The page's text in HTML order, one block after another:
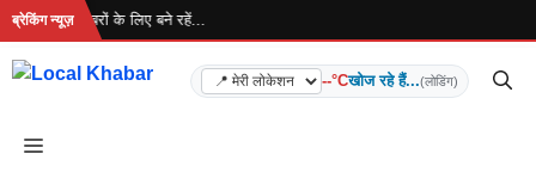
Skip
content
ब्रेकिंग न्यूज़
ताज़ा खबरों के लिए बने रहें...
--°Cखोज रहे हैं...(लोडिंग)
Menu